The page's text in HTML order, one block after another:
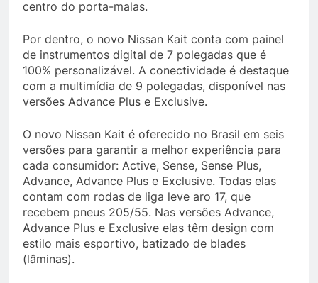
centro do porta-malas.
Por dentro, o novo Nissan Kait conta com painel
de instrumentos digital de 7 polegadas que é
100% personalizável. A conectividade é destaque
com a multimídia de 9 polegadas, disponível nas
versões Advance Plus e Exclusive.
O novo Nissan Kait é oferecido no Brasil em seis
versões para garantir a melhor experiência para
cada consumidor: Active, Sense, Sense Plus,
Advance, Advance Plus e Exclusive. Todas elas
contam com rodas de liga leve aro 17, que
recebem pneus 205/55. Nas versões Advance,
Advance Plus e Exclusive elas têm design com
estilo mais esportivo, batizado de blades
(lâminas).